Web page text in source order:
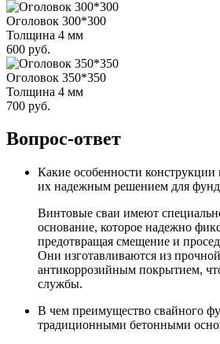
Оголовок 300*300
Толщина 4 мм
600 руб.
Оголовок 350*350
Толщина 4 мм
700 руб.
Вопрос-ответ
Какие особенности
их надежным решением для
Винтовые сваи имеют
основание, которое надежно
предотвращая смещение и
Они изготавливаются из
антикоррозийным покрытием,
службы.
В чем преимущество свайного
традиционными бетонными